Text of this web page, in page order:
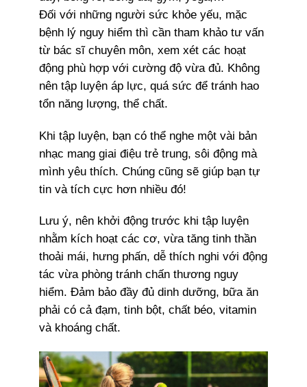
Đối với những người sức khỏe yếu, mặc
bệnh lý nguy hiểm thì cần tham khảo tư vấn
từ bác sĩ chuyên môn, xem xét các hoạt
động phù hợp với cường độ vừa đủ. Không
nên tập luyện áp lực, quá sức để tránh hao
tổn năng lượng, thể chất.
Khi tập luyện, bạn có thể nghe một vài bản
nhạc mang giai điệu trẻ trung, sôi động mà
mình yêu thích. Chúng cũng sẽ giúp bạn tự
tin và tích cực hơn nhiều đó!
Lưu ý, nên khởi động trước khi tập luyện
nhằm kích hoạt các cơ, vừa tăng tinh thần
thoải mái, hưng phấn, dễ thích nghi với động
tác vừa phòng tránh chấn thương nguy
hiểm. Đảm bảo đầy đủ dinh dưỡng, bữa ăn
phải có cả đạm, tinh bột, chất béo, vitamin
và khoáng chất.